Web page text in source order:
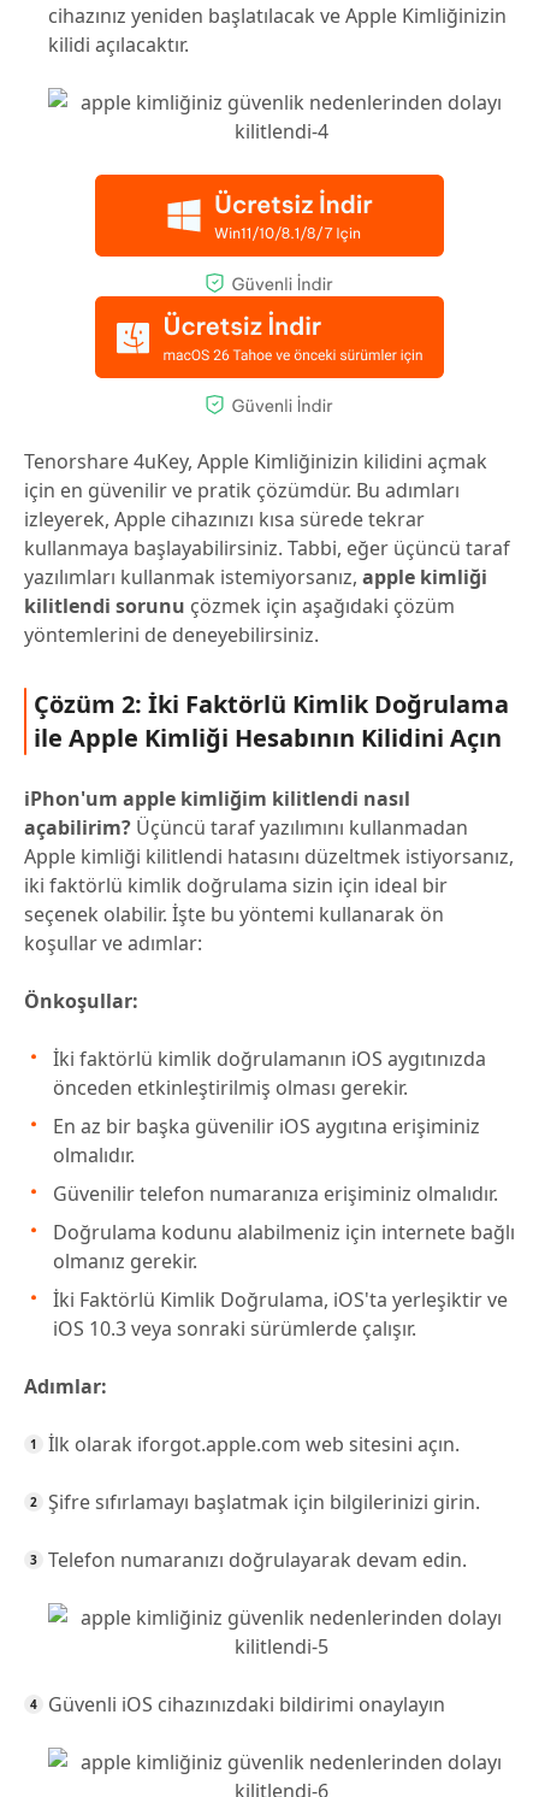
cihazınız yeniden başlatılacak ve Apple Kimliğinizin
kilidi açılacaktır.
Tenorshare 4uKey, Apple Kimliğinizin kilidini açmak
için en güvenilir ve pratik çözümdür. Bu adımları
izleyerek, Apple cihazınızı kısa sürede tekrar
kullanmaya başlayabilirsiniz. Tabbi, eğer üçüncü taraf
yazılımları kullanmak istemiyorsanız, apple kimliği
kilitlendi sorunu çözmek için aşağıdaki çözüm
yöntemlerini de deneyebilirsiniz.
Çözüm 2: İki Faktörlü Kimlik Doğrulama
ile Apple Kimliği Hesabının Kilidini Açın
iPhon'um apple kimliğim kilitlendi nasıl
açabilirim? Üçüncü taraf yazılımını kullanmadan
Apple kimliği kilitlendi hatasını düzeltmek istiyorsanız,
iki faktörlü kimlik doğrulama sizin için ideal bir
seçenek olabilir. İşte bu yöntemi kullanarak ön
koşullar ve adımlar:
Önkoşullar:
İki faktörlü kimlik doğrulamanın iOS aygıtınızda
önceden etkinleştirilmiş olması gerekir.
En az bir başka güvenilir iOS aygıtına erişiminiz
olmalıdır.
Güvenilir telefon numaranıza erişiminiz olmalıdır.
Doğrulama kodunu alabilmeniz için internete bağlı
olmanız gerekir.
İki Faktörlü Kimlik Doğrulama, iOS'ta yerleşiktir ve
iOS 10.3 veya sonraki sürümlerde çalışır.
Adımlar:
İlk olarak iforgot.apple.com web sitesini açın.
Şifre sıfırlamayı başlatmak için bilgilerinizi girin.
Telefon numaranızı doğrulayarak devam edin.
Güvenli iOS cihazınızdaki bildirimi onaylayın